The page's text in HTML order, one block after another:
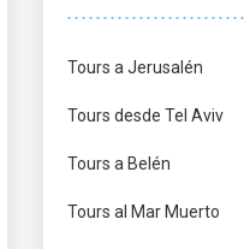
Tours a Jerusalén
Tours desde Tel Aviv
Tours a Belén
Tours al Mar Muerto